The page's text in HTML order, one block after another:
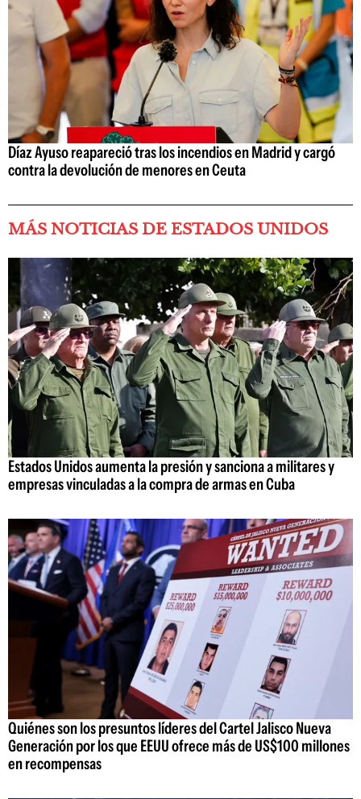
Díaz Ayuso reapareció tras los incendios en Madrid y cargó
contra la devolución de menores en Ceuta
MÁS NOTICIAS DE ESTADOS UNIDOS
Estados Unidos aumenta la presión y sanciona a militares y
empresas vinculadas a la compra de armas en Cuba
Quiénes son los presuntos líderes del Cartel Jalisco Nueva
Generación por los que EEUU ofrece más de US$100 millones
en recompensas